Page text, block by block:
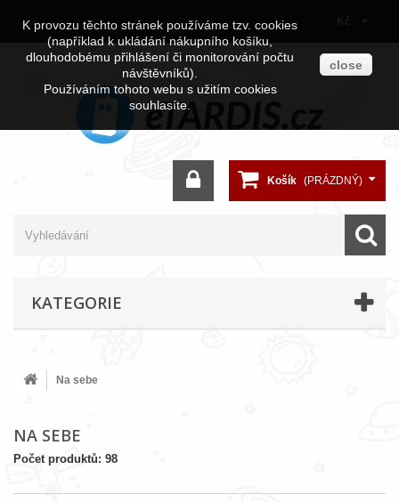
Košík (PRÁZDNÝ)
KATEGORIE
Na sebe
NA SEBE
Počet produktů: 98
K provozu těchto stránek používáme tzv. cookies
(například k ukládání nákupního košíku,
dlouhodobému přihlášení či monitorování počtu
návštěvníků).
Používáním tohoto webu s užitím cookies
souhlasíte.
close